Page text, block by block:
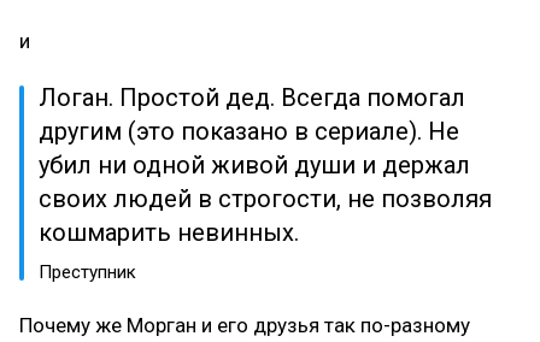
и
Логан. Простой дед. Всегда помогал
другим (это показано в сериале). Не
убил ни одной живой души и держал
своих людей в строгости, не позволяя
кошмарить невинных.
Преступник
Почему же Морган и его друзья так по-разному